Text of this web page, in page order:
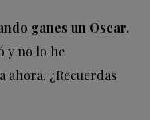
ganes un Oscar.
y no lo he
ahora. ¿Recuerdas